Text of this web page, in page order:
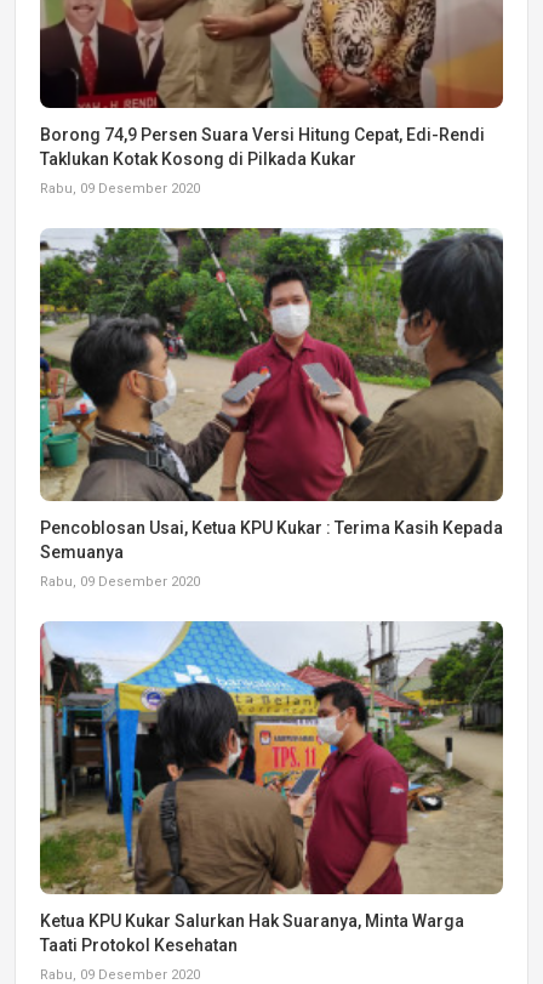
Borong 74,9 Persen Suara Versi Hitung Cepat, Edi-Rendi
Taklukan Kotak Kosong di Pilkada Kukar
Rabu, 09 Desember 2020
Pencoblosan Usai, Ketua KPU Kukar : Terima Kasih Kepada
Semuanya
Rabu, 09 Desember 2020
Ketua KPU Kukar Salurkan Hak Suaranya, Minta Warga
Taati Protokol Kesehatan
Rabu, 09 Desember 2020